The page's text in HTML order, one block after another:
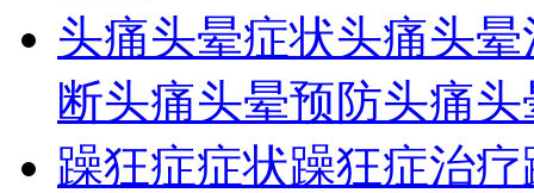
头痛头晕症状头痛头
断头痛头晕预防头痛
躁狂症症状躁狂症治疗